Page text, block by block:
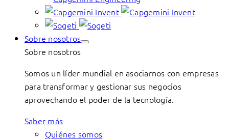
Sobre nosotros
Sobre nosotros
Somos un líder mundial en asociarnos con empresas
para transformar y gestionar sus negocios
aprovechando el poder de la tecnología.
Saber más
Quiénes somos